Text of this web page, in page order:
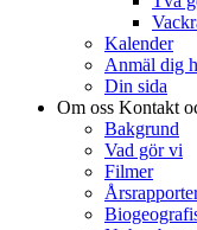
Kalender
Anmäl dig
Din sida
Om oss Kontakt
Bakgrund
Vad gör vi
Filmer